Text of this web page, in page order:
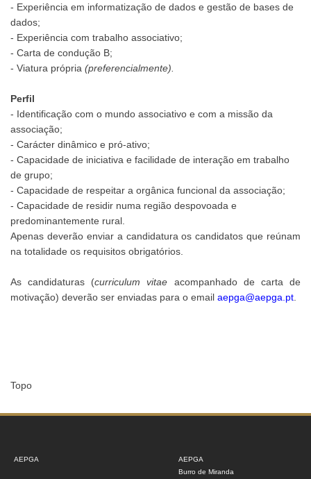
- Experiência em informatização de dados e gestão de bases de
dados;
- Experiência com trabalho associativo;
- Carta de condução B;
- Viatura própria (preferencialmente).
Perfil
- Identificação com o mundo associativo e com a missão da
associação;
- Carácter dinâmico e pró-ativo;
- Capacidade de iniciativa e facilidade de interação em trabalho
de grupo;
- Capacidade de respeitar a orgânica funcional da associação;
- Capacidade de residir numa região despovoada e
predominantemente rural.
Apenas deverão enviar a candidatura os candidatos que reúnam
na totalidade os requisitos obrigatórios.
As candidaturas (curriculum vitae acompanhado de carta de
motivação) deverão ser enviadas para o email aepga@aepga.pt
Topo
AEPGA
AEPGA
Burro de Miranda